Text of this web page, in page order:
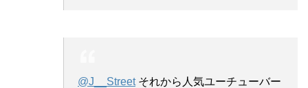
@J__Streetそれから人気ユーチューバー